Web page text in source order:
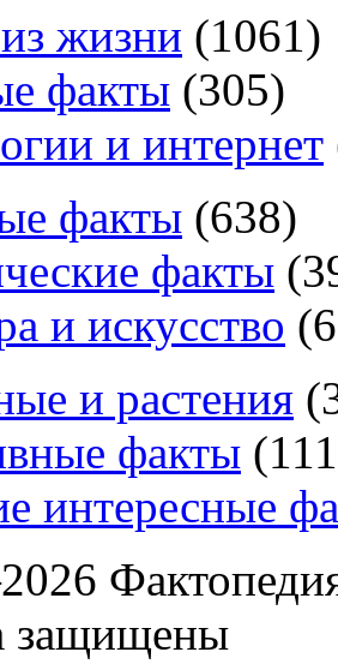
жизни (1061)
факты (305)
и интернет
факты (638)
факты (
и искусство (
и растения (
факты (111
интересные
защищены